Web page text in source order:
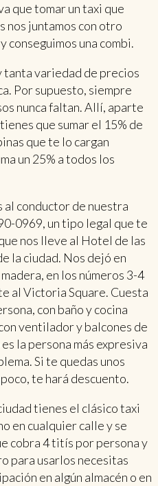
que tomar un taxi que
nos juntamos con otro
una combi.
tanta variedad de precios
Por supuesto, siempre
nunca faltan. Allí, aparte
que sumar el 15% de
que te lo cargan
un 25% a todos los
al conductor de nuestra
0969, un tipo legal que te
nos lleve al Hotel de las
la ciudad. Nos dejó en
en los números 3-4
al Victoria Square. Cuesta
con baño y cocina
ventilador y balcones de
la persona más expresiva
Si te quedas unos
te hará descuento.
tienes el clásico taxi
en cualquier calle y se
cobra 4 titís por persona y
para usarlos necesitas
en algún almacén o en